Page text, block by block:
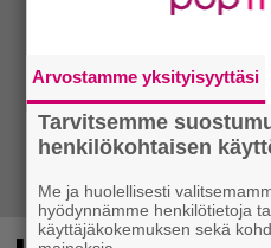
Arvostamme yksityisyyttäsi
Tarvitsemme
henkilökohtaisen
Me ja huolellisesti
hyödynnämme henkilötietoja
käyttäjäkokemuksen sekä